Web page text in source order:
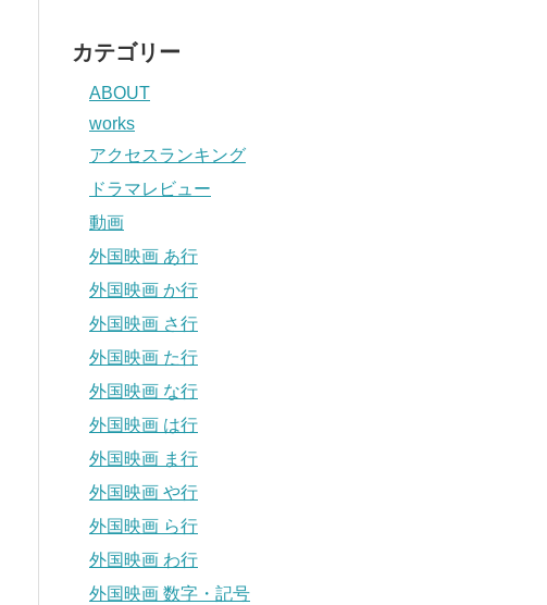
カテゴリー
ABOUT
works
アクセスランキング
ドラマレビュー
動画
外国映画 あ行
外国映画 か行
外国映画 さ行
外国映画 た行
外国映画 な行
外国映画 は行
外国映画 ま行
外国映画 や行
外国映画 ら行
外国映画 わ行
外国映画 数字・記号